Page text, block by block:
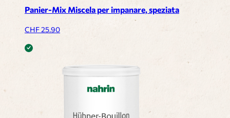
Panier-Mix Miscela per impanare, speziata
CHF25.90